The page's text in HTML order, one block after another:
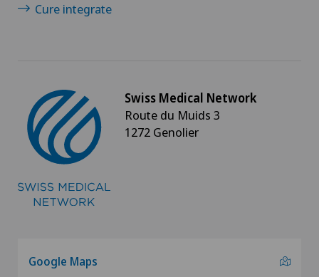
Cure integrate
Swiss Medical Network
Route du Muids 3
1272 Genolier
Google Maps